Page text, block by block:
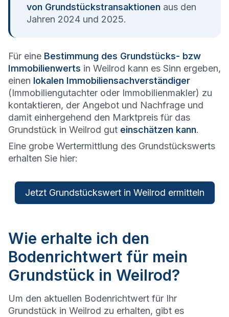
von Grundstückstransaktionen aus den
Jahren 2024 und 2025.
Für eine Bestimmung des Grundstücks- bzw
Immobilienwerts in Weilrod kann es Sinn ergeben,
einen lokalen Immobiliensachverständiger
(Immobiliengutachter oder Immobilienmakler) zu
kontaktieren, der Angebot und Nachfrage und
damit einhergehend den Marktpreis für das
Grundstück in Weilrod gut einschätzen kann.
Eine grobe Wertermittlung des Grundstückswerts
erhalten Sie hier:
Jetzt Grundstückswert in Weilrod ermitteln
Wie erhalte ich den
Bodenrichtwert für mein
Grundstück in Weilrod?
Um den aktuellen Bodenrichtwert für Ihr
Grundstück in Weilrod zu erhalten, gibt es